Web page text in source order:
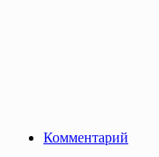
Комментарий